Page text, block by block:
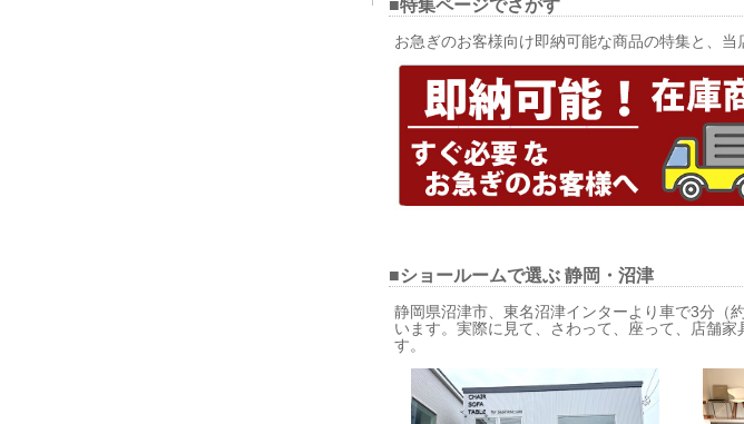
■特集ページでさがす
お急ぎのお客様向け即納可能な商品の特集と、当
■ショールームで選ぶ静岡・沼津
静岡県沼津市、東名沼津インターより車で3分（
います。実際に見て、さわって、座って、店舗
す。